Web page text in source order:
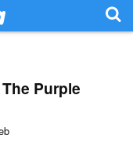
Purple